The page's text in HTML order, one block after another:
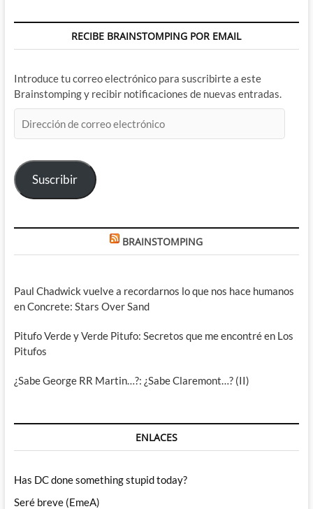
RECIBE BRAINSTOMPING POR EMAIL
Introduce tu correo electrónico para suscribirte a este
Brainstomping y recibir notificaciones de nuevas entradas.
de
electrónico
Suscribir
BRAINSTOMPING
Paul Chadwick vuelve a recordarnos lo que nos hace humanos
en Concrete: Stars Over Sand
Pitufo Verde y Verde Pitufo: Secretos que me encontré en Los
Pitufos
¿Sabe George RR Martin…?: ¿Sabe Claremont…? (II)
ENLACES
Has DC done something stupid today?
Seré breve (EmeA)